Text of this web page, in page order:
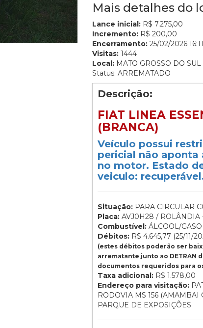
Mais detalhes do
Lance inicial: R$ 7.275,00
Incremento: R$ 200,00
Encerramento: 25/02/2026
Visitas: 1444
Local: MATO GROSSO DO SUL
Status: ARREMATADO
Descrição:
FIAT LINEA
(BRANCA)
Veículo possui
pericial não aponta
no motor. Estado
veiculo:
Situação: PARA CIRCULAR
Placa: AVJ0H28 / ROLÂNDIA
Combustível: ÁLCOOL/
Débitos: R$ 4.645,77 (25/11/
(estes débitos poderão ser
arrematante junto ao DETRAN
documentos requeridos para
Taxa adicional: R$ 1.578,00
Endereço para visitação:
RODOVIA MS 156 (AMAMBAI
PARQUE DE EXPOSIÇÕES